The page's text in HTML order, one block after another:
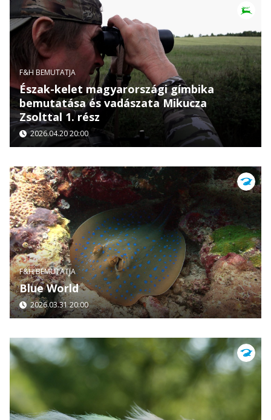
F&H BEMUTATJA
Észak-kelet magyarországi gímbika
bemutatása és vadászata Mikucza
Zsolttal 1. rész
2026.04.20 20:00
F&H BEMUTATJA
Blue World
2026.03.31 20:00